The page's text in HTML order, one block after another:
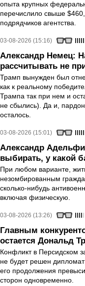
опыта крупных
перечислило свыше
подрядчиков агентства.
03-08-2026 (15:16)
Александр Немец:
рассчитывать не
Трамп вынужден был
как к реальному
Трампа так при нем и
не сбылись). Да и,
осталось.
03-08-2026 (15:01)
Александр
выбирать, у какой
При любом варианте,
незомбированным
сколько-нибудь
включая физическую.
03-08-2026 (13:26)
Главным
остается Дональд
Конфликт в Персидском
не будет решен
его продолжения
сторон одновременно.